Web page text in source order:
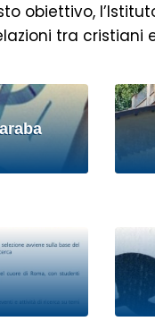
obiettivo,
tra cristiani